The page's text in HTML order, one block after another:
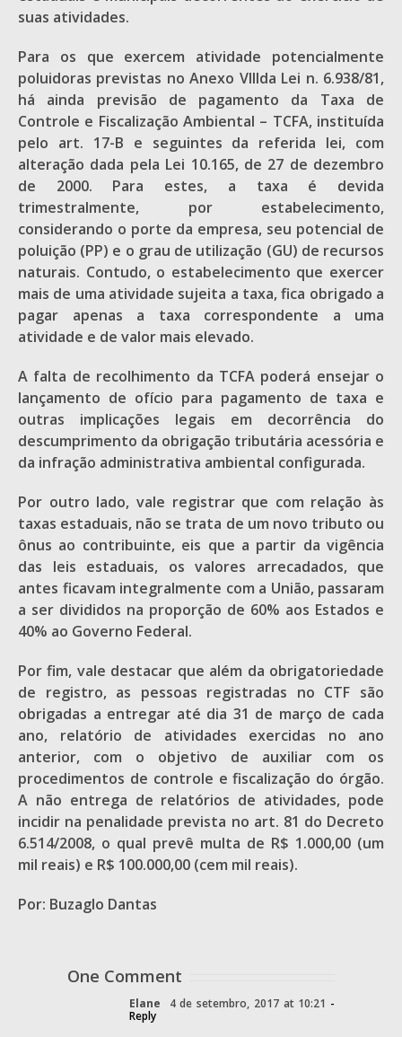
suas atividades.
Para os que exercem atividade potencialmente
poluidoras previstas no Anexo VIIIda Lei n. 6.938/81,
há ainda previsão de pagamento da Taxa de
Controle e Fiscalização Ambiental – TCFA, instituída
pelo art. 17-B e seguintes da referida lei, com
alteração dada pela Lei 10.165, de 27 de dezembro
de 2000. Para estes, a taxa é devida
trimestralmente, por estabelecimento,
considerando o porte da empresa, seu potencial de
poluição (PP) e o grau de utilização (GU) de recursos
naturais. Contudo, o estabelecimento que exercer
mais de uma atividade sujeita a taxa, fica obrigado a
pagar apenas a taxa correspondente a uma
atividade e de valor mais elevado.
A falta de recolhimento da TCFA poderá ensejar o
lançamento de ofício para pagamento de taxa e
outras implicações legais em decorrência do
descumprimento da obrigação tributária acessória e
da infração administrativa ambiental configurada.
Por outro lado, vale registrar que com relação às
taxas estaduais, não se trata de um novo tributo ou
ônus ao contribuinte, eis que a partir da vigência
das leis estaduais, os valores arrecadados, que
antes ficavam integralmente com a União, passaram
a ser divididos na proporção de 60% aos Estados e
40% ao Governo Federal.
Por fim, vale destacar que além da obrigatoriedade
de registro, as pessoas registradas no CTF são
obrigadas a entregar até dia 31 de março de cada
ano, relatório de atividades exercidas no ano
anterior, com o objetivo de auxiliar com os
procedimentos de controle e fiscalização do órgão.
A não entrega de relatórios de atividades, pode
incidir na penalidade prevista no art. 81 do Decreto
6.514/2008, o qual prevê multa de R$ 1.000,00 (um
mil reais) e R$ 100.000,00 (cem mil reais).
Por: Buzaglo Dantas
One Comment
Elane 4 de setembro, 2017 at 10:21 -
Reply